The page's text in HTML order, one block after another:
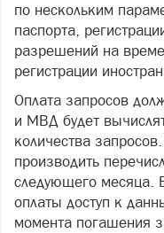
по нескольким
паспорта,
разрешений на
регистрации
Оплата запросов
и МВД будет
количества
производить
следующего месяца.
оплаты доступ к
момента погашения